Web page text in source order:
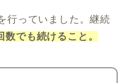
行っていました。継続
数でも続けること。